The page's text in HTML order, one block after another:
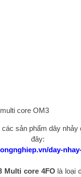
core OM3
sản phẩm dây nhảy
đây:
day-
Multi core 4FO là loại